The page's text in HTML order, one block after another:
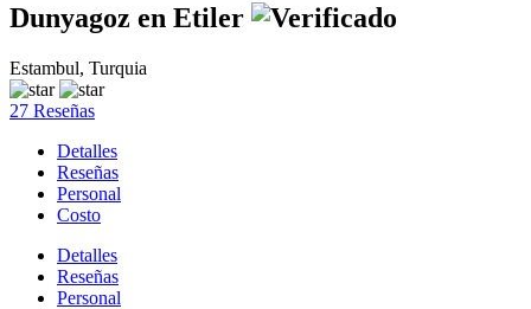
Dunyagoz en Etiler
Estambul, Turquia
27 Reseñas
Detalles
Reseñas
Personal
Costo
Detalles
Reseñas
Personal